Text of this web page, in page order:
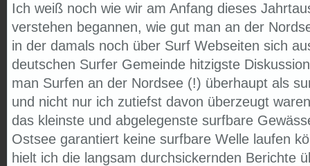
Ich weiß noch wie wir am Anfang dieses
verstehen begannen, wie gut man an der
in der damals noch über Surf Webseiten sich
deutschen Surfer Gemeinde hitzigste
man Surfen an der Nordsee (!) überhaupt als
und nicht nur ich zutiefst davon überzeugt
das kleinste und abgelegenste surfbare
Ostsee garantiert keine surfbare Welle laufen
hielt ich die langsam durchsickernden Berichte